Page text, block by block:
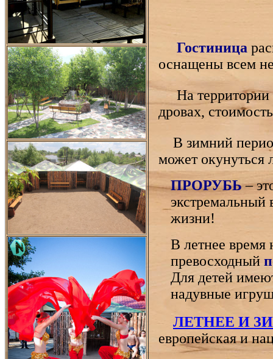
Гостиница
оснащены всем
На территории
дровах,
В зимний
может
ПРОРУБЬ–
экстремальный
жизни!
В летнее время
превосходный
Для детей
надувные
ЛЕТНЕЕ И
европейская и